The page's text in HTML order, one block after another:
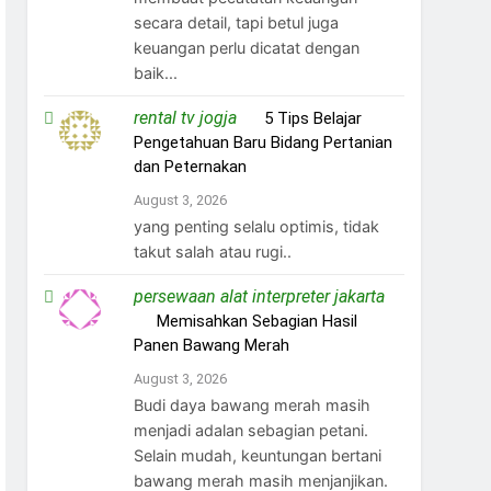
secara detail, tapi betul juga
keuangan perlu dicatat dengan
baik...
rental tv jogjaon 5 Tips Belajar
Pengetahuan Baru Bidang Pertanian
dan Peternakan
August 3, 2026
yang penting selalu optimis, tidak
takut salah atau rugi..
persewaan alat interpreter jakarta
Memisahkan Sebagian Hasil
Panen Bawang Merah
August 3, 2026
Budi daya bawang merah masih
menjadi adalan sebagian petani.
Selain mudah, keuntungan bertani
bawang merah masih menjanjikan.